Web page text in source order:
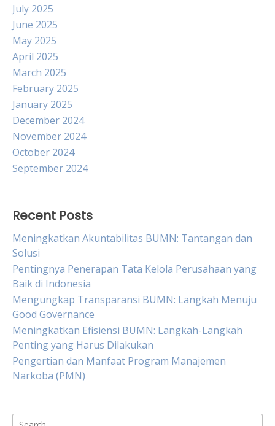
July 2025
June 2025
May 2025
April 2025
March 2025
February 2025
January 2025
December 2024
November 2024
October 2024
September 2024
Recent Posts
Meningkatkan Akuntabilitas BUMN: Tantangan dan
Solusi
Pentingnya Penerapan Tata Kelola Perusahaan yang
Baik di Indonesia
Mengungkap Transparansi BUMN: Langkah Menuju
Good Governance
Meningkatkan Efisiensi BUMN: Langkah-Langkah
Penting yang Harus Dilakukan
Pengertian dan Manfaat Program Manajemen
Narkoba (PMN)
Search